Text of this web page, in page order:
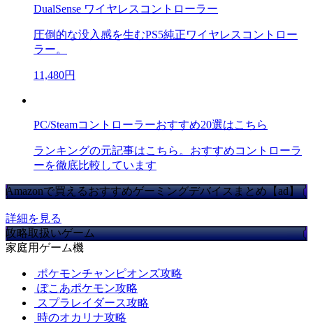
DualSense ワイヤレスコントローラー
圧倒的な没入感を生むPS5純正ワイヤレスコントロー
ラー。
11,480円
PC/Steamコントローラーおすすめ20選はこちら
ランキングの元記事はこちら。おすすめコントローラ
ーを徹底比較しています
Amazonで買えるおすすめゲーミングデバイスまとめ【ad】
詳細を見る
攻略取扱いゲーム
家庭用ゲーム機
ポケモンチャンピオンズ攻略
ぽこあポケモン攻略
スプラレイダース攻略
時のオカリナ攻略